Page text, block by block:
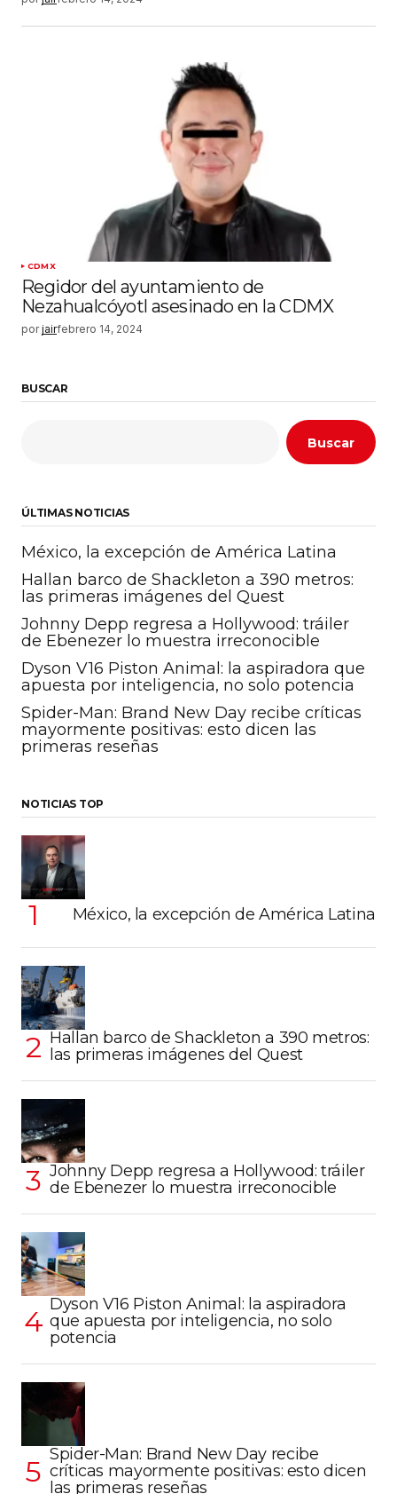
CDMX
Regidor del ayuntamiento de
Nezahualcóyotl asesinado en la CDMX
por jairfebrero 14, 2024
BUSCAR
Buscar
ÚLTIMAS NOTICIAS
México, la excepción de América Latina
Hallan barco de Shackleton a 390 metros:
las primeras imágenes del Quest
Johnny Depp regresa a Hollywood: tráiler
de Ebenezer lo muestra irreconocible
Dyson V16 Piston Animal: la aspiradora que
apuesta por inteligencia, no solo potencia
Spider-Man: Brand New Day recibe críticas
mayormente positivas: esto dicen las
primeras reseñas
NOTICIAS TOP
México, la excepción de América Latina
Hallan barco de Shackleton a 390 metros:
las primeras imágenes del Quest
Johnny Depp regresa a Hollywood: tráiler
de Ebenezer lo muestra irreconocible
Dyson V16 Piston Animal: la aspiradora
que apuesta por inteligencia, no solo
potencia
Spider-Man: Brand New Day recibe
críticas mayormente positivas: esto dicen
las primeras reseñas